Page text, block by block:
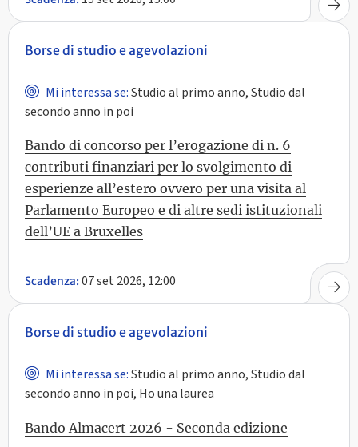
Borse di studio e agevolazioni
Mi interessa se:Studio al primo anno, Studio dal
secondo anno in poi
Bando di concorso per l’erogazione di n. 6
contributi finanziari per lo svolgimento di
esperienze all’estero ovvero per una visita al
Parlamento Europeo e di altre sedi istituzionali
dell’UE a Bruxelles
Scadenza: 07 set 2026, 12:00
Borse di studio e agevolazioni
Mi interessa se:Studio al primo anno, Studio dal
secondo anno in poi, Ho una laurea
Bando Almacert 2026 - Seconda edizione